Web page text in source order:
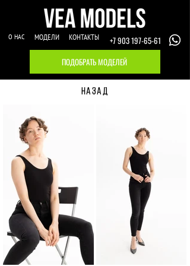
О НАС МОДЕЛИ КОНТАКТЫ
+7 903 197-65-61
ПОДОБРАТЬ МОДЕЛЕЙ
НАЗАД